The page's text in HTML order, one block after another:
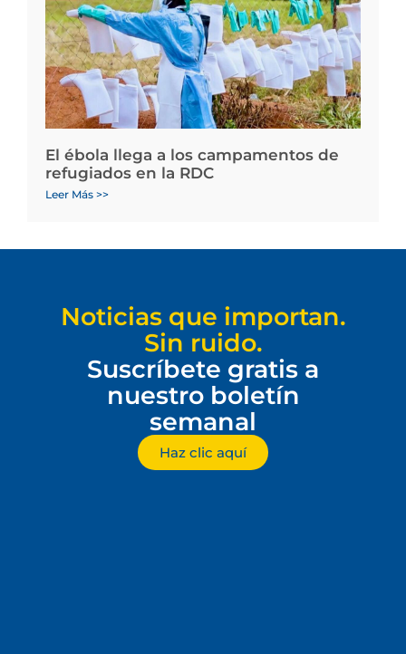
El ébola llega a los campamentos de
refugiados en la RDC
Leer Más >>
Noticias que importan.
Sin ruido.
Suscríbete gratis a
nuestro boletín
semanal
Haz clic aquí